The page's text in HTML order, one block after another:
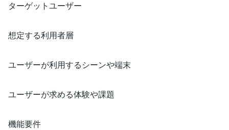
ターゲットユーザー
想定する利用者層
ユーザーが利用するシーンや端末
ユーザーが求める体験や課題
機能要件